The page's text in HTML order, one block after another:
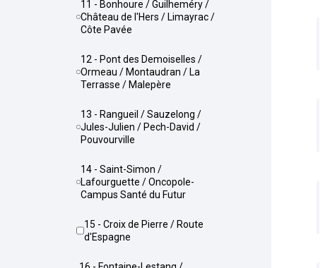
11 - Bonhoure / Guilheméry /
Château de l'Hers / Limayrac /
Côte Pavée
12 - Pont des Demoiselles /
Ormeau / Montaudran / La
Terrasse / Malepère
13 - Rangueil / Sauzelong /
Jules-Julien / Pech-David /
Pouvourville
14 - Saint-Simon /
Lafourguette / Oncopole-
Campus Santé du Futur
15 - Croix de Pierre / Route
d'Espagne